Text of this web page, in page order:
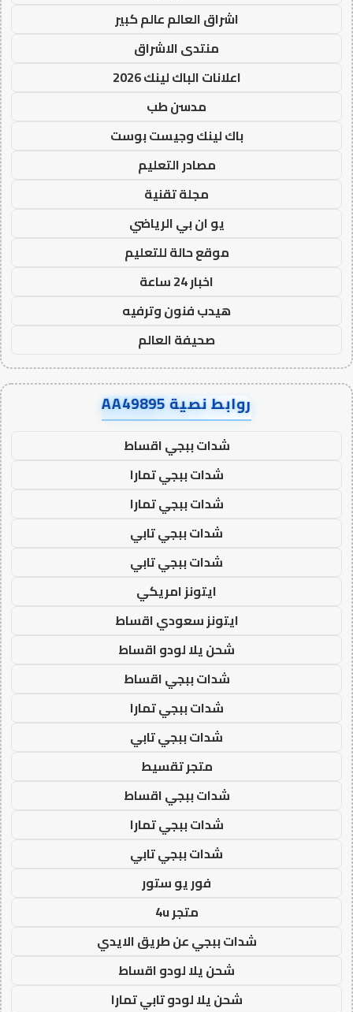
اشراق العالم عالم كبير
منتدى الاشراق
اعلانات الباك لينك 2026
مدسن طب
باك لينك وجيست بوست
مصادر التعليم
مجلة تقنية
يو ان بي الرياضي
موقع حالة للتعليم
اخبار 24 ساعة
هيدب فنون وترفيه
صحيفة العالم
روابط نصية AA49895
شدات ببجي اقساط
شدات ببجي تمارا
شدات ببجي تمارا
شدات ببجي تابي
شدات ببجي تابي
ايتونز امريكي
ايتونز سعودي اقساط
شحن يلا لودو اقساط
شدات ببجي اقساط
شدات ببجي تمارا
شدات ببجي تابي
متجر تقسيط
شدات ببجي اقساط
شدات ببجي تمارا
شدات ببجي تابي
فور يو ستور
متجر 4u
شدات ببجي عن طريق الايدي
شحن يلا لودو اقساط
شحن يلا لودو تابي تمارا